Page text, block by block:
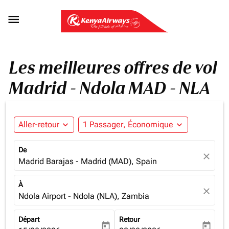

Les meilleures offres de vol
Madrid - Ndola MAD - NLA
Aller-retour expand_more 1 Passager, Économique expand_more
De
Madrid Barajas - Madrid (MAD), Spain close
À
Ndola Airport - Ndola (NLA), Zambia close
Départ
today
Retour
today